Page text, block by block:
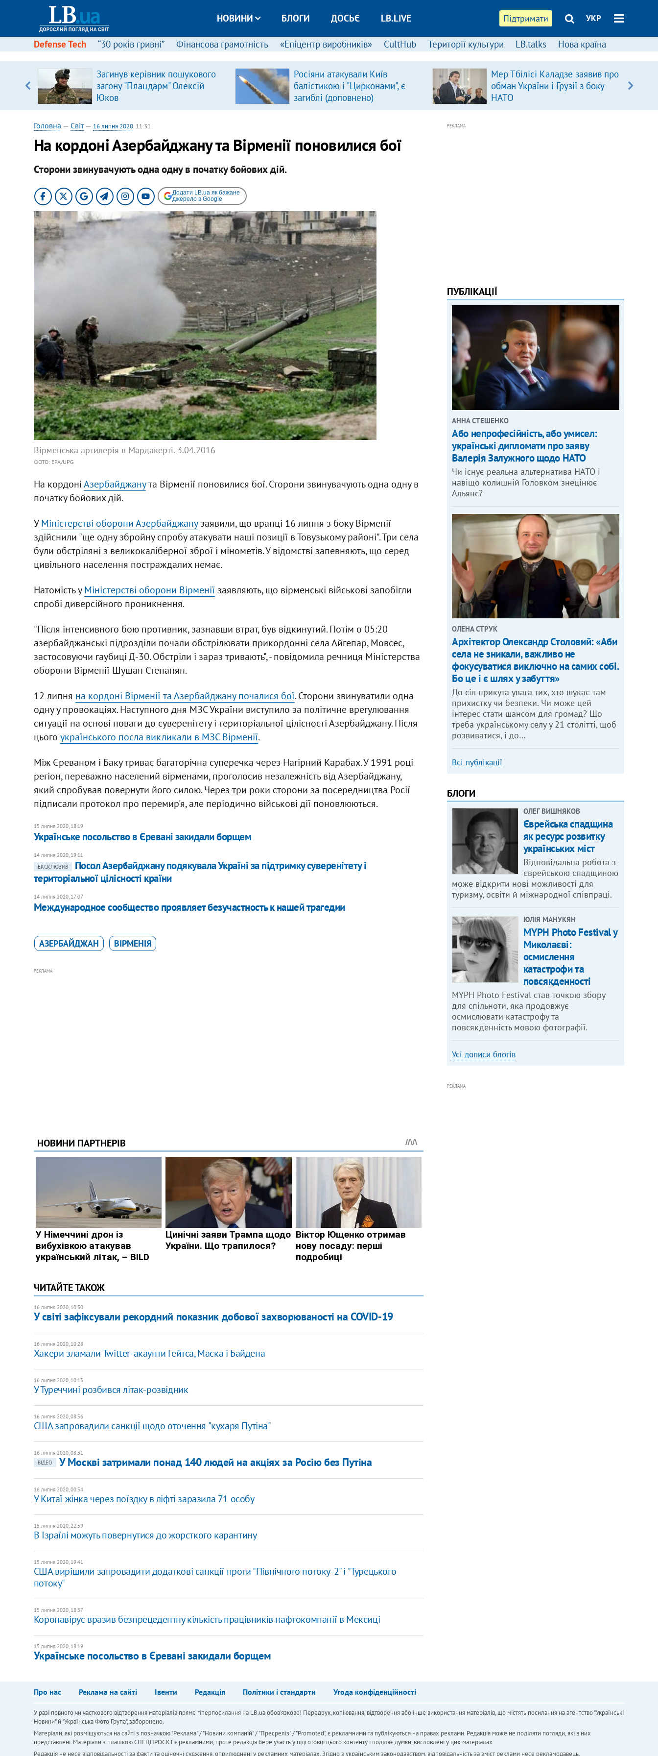
Підтримати УКР
НОВИНИ БЛОГИ ДОСЬЄ LB.LIVE
Defense Tech “30 років гривні” Фінансова грамотність «Епіцентр виробників» CultHub Території культури LB.talks Нова країна
Загинув керівник пошукового
загону "Плацдарм" Олексій
Юков
Росіяни атакували Київ
балістикою і "Цирконами", є
загиблі (доповнено)
Мер Тбілісі Каладзе заявив про
обман України і Грузії з боку
НАТО
Головна — Світ— 16 липня 2020, 11:31
На кордоні Азербайджану та Вірменії поновилися бої
Сторони звинувачують одна одну в початку бойових дій.
Додати LB.ua як бажане
джерело в Google
Вірменська артилерія в Мардакерті. 3.04.2016
ФОТО: EPA/UPG
На кордоніАзербайджанута Вірменії поновилися бої. Сторони звинувачують одна одну в
початку бойових дій.
УМіністерстві оборони Азербайджанузаявили, що вранці 16 липня з боку Вірменії
здійснили "ще одну збройну спробу атакувати наші позиції в Товузькому районі". Три села
були обстріляні з великокаліберної зброї і мінометів. У відомстві запевняють, що серед
цивільного населення постраждалих немає.
Натомість уМіністерстві оборони Вірменії заявляють, що вірменські військові запобігли
спробі диверсійного проникнення.
"Після інтенсивного бою противник, зазнавши втрат, був відкинутий. Потім о 05:20
азербайджанські підрозділи почали обстрілювати прикордонні села Айгепар, Мовсес,
застосовуючи гаубиці Д-30. Обстріли і зараз тривають", - повідомила речниця Міністерства
оборони Вірменії Шушан Степанян.
12 липня на кордоні Вірменії та Азербайджану почалися бої. Сторони звинуватили одна
одну у провокаціях. Наступного дня МЗС України виступило за політичне врегулювання
ситуації на основі поваги до суверенітету і територіальної цілісності Азербайджану. Після
цього українського посла викликали в МЗС Вірменії.
Між Єреваном і Баку триває багаторічна суперечка через Нагірний Карабах. У 1991 році
регіон, переважно населений вірменами, проголосив незалежність від Азербайджану,
який спробував повернути його силою. Через три роки сторони за посередництва Росії
підписали протокол про перемир'я, але періодично військові дії поновлюються.
15 липня 2020, 18:19
Українське посольство в Єревані закидали борщем
14 липня 2020, 19:11
ЕКСКЛЮЗИВ
Посол Азербайджану подякувала Україні за підтримку суверенітету і
територіальної цілісності країни
14 липня 2020, 17:07
Международное сообщество проявляет безучастность к нашей трагедии
АЗЕРБАЙДЖАН ВІРМЕНІЯ
РЕКЛАМА
ЧИТАЙТЕ ТАКОЖ
16 липня 2020, 10:50
У світі зафіксували ​рекордний показник добової захворюваності на COVID-19
16 липня 2020, 10:28
Хакери зламали Twitter-акаунти Гейтса, Маска і Байдена
16 липня 2020, 10:13
У Туреччині розбився літак-розвідник
16 липня 2020, 08:56
США запровадили санкції щодо оточення "кухаря Путіна"
16 липня 2020, 08:31
ВІДЕО
У Москві затримали понад 140 людей на акціях за Росію без Путіна
16 липня 2020, 00:54
У Китаї жінка через поїздку в ліфті заразила 71 особу
15 липня 2020, 22:59
В Ізраїлі можуть повернутися до жорсткого карантину
15 липня 2020, 19:41
США вирішили запровадити додаткові санкції проти "Північного потоку-2" і "Турецького
потоку"
15 липня 2020, 18:37
Коронавірус вразив безпрецедентну кількість працівників нафтокомпанії в Мексиці
15 липня 2020, 18:19
Українське посольство в Єревані закидали борщем
РЕКЛАМА
ПУБЛІКАЦІЇ
АННА СТЕШЕНКО
Або непрофесійність, або умисел:
українські дипломати про заяву
Валерія Залужного щодо НАТО
Чи існує реальна альтернатива НАТО і
навіщо колишній Головком знецінює
Альянс?
ОЛЕНА СТРУК
Архітектор Олександр Столовий: «Аби
села не зникали, важливо не
фокусуватися виключно на самих собі.
Бо це і є шлях у забуття»
До сіл прикута увага тих, хто шукає там
прихистку чи безпеки. Чи може цей
інтерес стати шансом для громад? Що
треба українському селу у 21 столітті, щоб
розвиватися, і до…
Всі публікації
БЛОГИ
ОЛЕГ ВИШНЯКОВ
Єврейська спадщина
як ресурс розвитку
українських міст
Відповідальна робота з
єврейською спадщиною
може відкрити нові можливості для
туризму, освіти й міжнародної співпраці.
ЮЛІЯ МАНУКЯН
MYPH Photo Festival у
Миколаєві:
осмислення
катастрофи та
повсякденності
MYPH Photo Festival став точкою збору
для спільноти, яка продовжує
осмислювати катастрофу та
повсякденність мовою фотографії.
Усі дописи блогів
РЕКЛАМА
Про нас Реклама на сайті Івенти Редакція Політики і стандарти Угода конфіденційності
У разі повного чи часткового відтворення матеріалів пряме гіперпосилання на LB.ua обов'язкове! Передрук, копіювання, відтворення або інше використання матеріалів, що містять посилання на агентство "Українськi
Новини" й "Українська Фото Група", заборонено.
Матеріали, які розміщуються на сайті з позначкою "Реклама" / "Новини компаній" / "Пресреліз" / "Promoted", є рекламними та публікуються на правах реклами. Редакція може не поділяти погляди, які в них
представлені. Матеріали з плашкою СПЕЦПРОЄКТ є рекламними, проте редакція бере участь у підготовці цього контенту і поділяє думки, висловлені у цих матеріалах.
Редакція не несе відповідальності за факти та оціночні судження, оприлюднені у рекламних матеріалах. Згідно з українським законодавством, відповідальність за зміст реклами несе рекламодавець.